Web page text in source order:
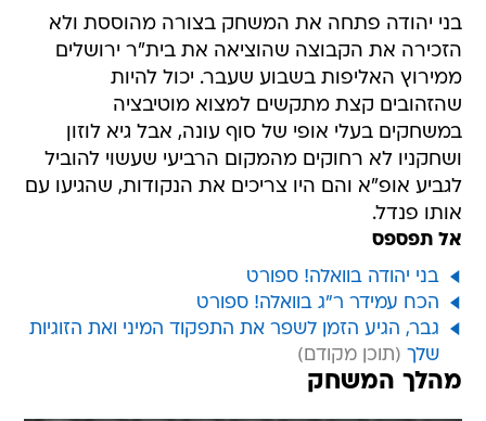
בני יהודה פתחה את המשחק בצורה מהוססת ולא
הזכירה את הקבוצה שהוציאה את בית"ר ירושלים
ממירוץ האליפות בשבוע שעבר. יכול להיות
שהזהובים קצת מתקשים למצוא מוטיבציה
במשחקים בעלי אופי של סוף עונה, אבל גיא לוזון
ושחקניו לא רחוקים מהמקום הרביעי שעשוי להוביל
לגביע אופ"א והם היו צריכים את הנקודות, שהגיעו עם
אותו פנדל.
אל תפספס
בני יהודה בוואלה! ספורט
הכח עמידר ר"ג בוואלה! ספורט
גבר, הגיע הזמן לשפר את התפקוד המיני ואת הזוגיות
שלך
מהלך המשחק